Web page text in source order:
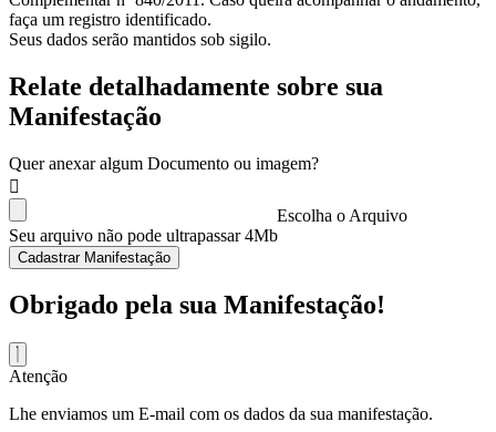
faça um registro identificado.
Seus dados serão mantidos sob sigilo.
Relate detalhadamente sobre sua
Manifestação
Quer anexar algum Documento ou imagem?
Escolha o Arquivo
Seu arquivo não pode ultrapassar 4Mb
Cadastrar Manifestação
Obrigado pela sua Manifestação!
Atenção
Lhe enviamos um E-mail com os dados da sua manifestação.